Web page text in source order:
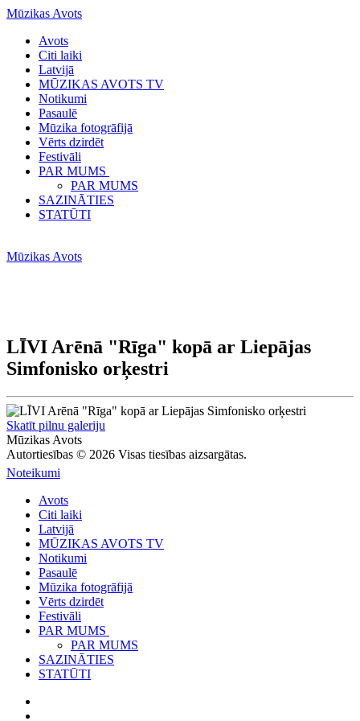
Mūzikas Avots
Avots
Citi laiki
Latvijā
MŪZIKAS AVOTS TV
Notikumi
Pasaulē
Mūzika fotogrāfijā
Vērts dzirdēt
Festivāli
PAR MUMS
PAR MUMS
SAZINĀTIES
STATŪTI
Mūzikas Avots
LĪVI Arēnā "Rīga" kopā ar Liepājas
Simfonisko orķestri
Skatīt pilnu galeriju
Mūzikas Avots
Autortiesības © 2026 Visas tiesības aizsargātas.
Noteikumi
Avots
Citi laiki
Latvijā
MŪZIKAS AVOTS TV
Notikumi
Pasaulē
Mūzika fotogrāfijā
Vērts dzirdēt
Festivāli
PAR MUMS
PAR MUMS
SAZINĀTIES
STATŪTI